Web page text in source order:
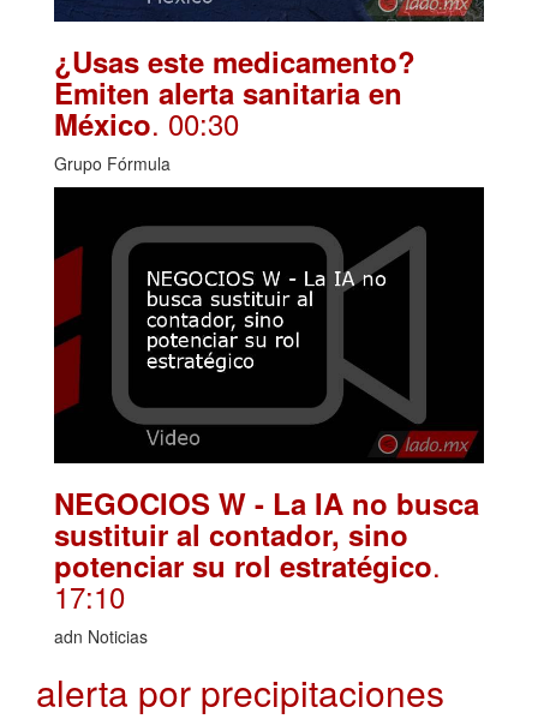
¿Usas este medicamento?
Emiten alerta sanitaria en
México. 00:30
Grupo Fórmula
NEGOCIOS W - La IA no busca
sustituir al contador, sino
potenciar su rol estratégico.
17:10
adn Noticias
alerta por precipitaciones